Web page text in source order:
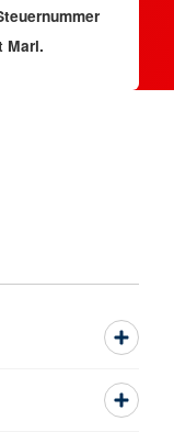
Marl.